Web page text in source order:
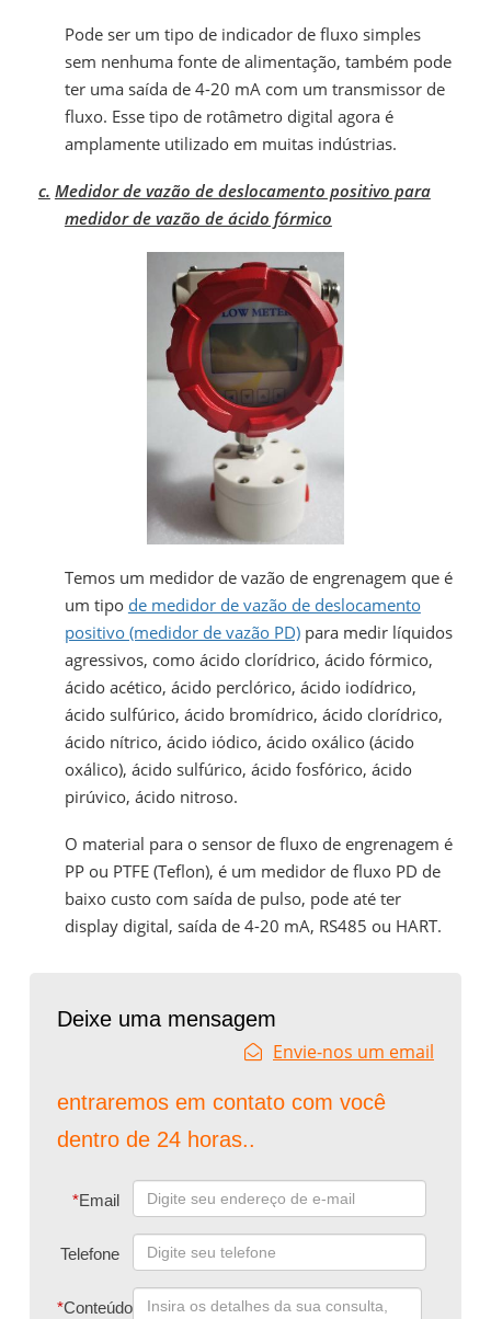
Pode ser um tipo de indicador de fluxo simples
sem nenhuma fonte de alimentação, também pode
ter uma saída de 4-20 mA com um transmissor de
fluxo. Esse tipo de rotâmetro digital agora é
amplamente utilizado em muitas indústrias.
c. Medidor de vazão de deslocamento positivo para
medidor de vazão de ácido fórmico
Temos um medidor de vazão de engrenagem que é
um tipo de medidor de vazão de deslocamento
positivo (medidor de vazão PD)para medir líquidos
agressivos, como ácido clorídrico, ácido fórmico,
ácido acético, ácido perclórico, ácido iodídrico,
ácido sulfúrico, ácido bromídrico, ácido clorídrico,
ácido nítrico, ácido iódico, ácido oxálico (ácido
oxálico), ácido sulfúrico, ácido fosfórico, ácido
pirúvico, ácido nitroso.
O material para o sensor de fluxo de engrenagem é
PP ou PTFE (Teflon), é um medidor de fluxo PD de
baixo custo com saída de pulso, pode até ter
display digital, saída de 4-20 mA, RS485 ou HART.
Deixe uma mensagem
Envie-nos um email
entraremos em contato com você
dentro de 24 horas..
*Email
Telefone
*Conteúdo